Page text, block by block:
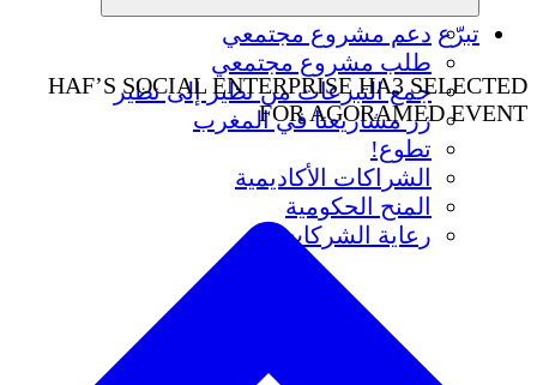
دعم مشروع مجتمعي
طلب مشروع مجتمعي
جمع التبرعات من نظير إلى نظير
زر مشاريعنا في المغرب
تطوع!
الشراكات الأكاديمية
المنح الحكومية
رعاية الشركات
تبرّع
HAF’S SOCIAL ENTERPRISE HA3 SELECTED
FOR AGORAMED EVENT